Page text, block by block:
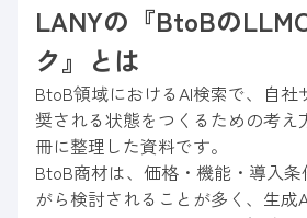
LANYの『BtoBの
ク』とは
BtoB領域におけるAI検索で、自社
奨される状態をつくるための考え
冊に整理した資料です。
BtoB商材は、価格・機能・導入
がら検討されることが多く、生成